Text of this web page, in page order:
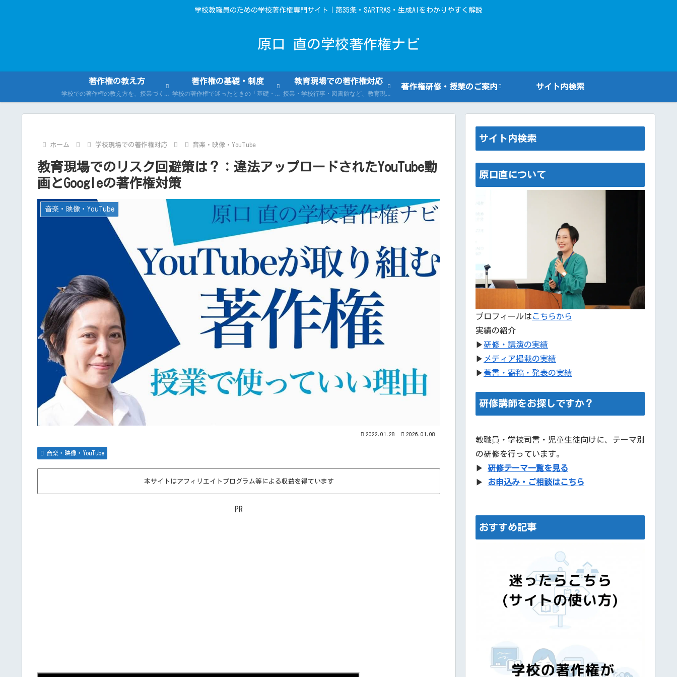
学校教職員のための学校著作権専門サイト｜第35条・SARTRAS・生成AIをわかりやすく解説
原口 直の学校著作権ナビ
著作権の教え方
学校での著作権の教え方を、授業づくり（児童生徒向け）と校内研修（教職員向け）の両面から紹介。指導案・教材例・伝え方の工夫をまとめます。
著作権の基礎・制度
学校の著作権で迷ったときの「基礎・制度」まとめ。著作権法、第35条、SARTRASなどを公的資料に基づいて紹介し、確認先も案内します。
教育現場での著作権対応
授業・学校行事・図書館など、教育現場での著作権の具体的な対応方法を事例とともに紹介。実務で役立つQ&Aや活用ガイドも豊富です。
著作権研修・授業のご案内 サイト内検索
ホーム 学校現場での著作権対応 音楽・映像・YouTube
教育現場でのリスク回避策は？：違法アップロードされたYouTube動
画とGoogleの著作権対策
音楽・映像・YouTube
2022.01.28 2026.01.08
音楽・映像・YouTube
本サイトはアフィリエイトプログラム等による収益を得ています
PR
サイト内検索
原口直について
プロフィールはこちらから
実績の紹介
▶研修・講演の実績
▶ メディア掲載の実績
▶著書・寄稿・発表の実績
研修講師をお探しですか？
教職員・学校司書・児童生徒向けに、テーマ別
の研修を行っています。
▶ 研修テーマ一覧を見る
▶ お申込み・ご相談はこちら
おすすめ記事